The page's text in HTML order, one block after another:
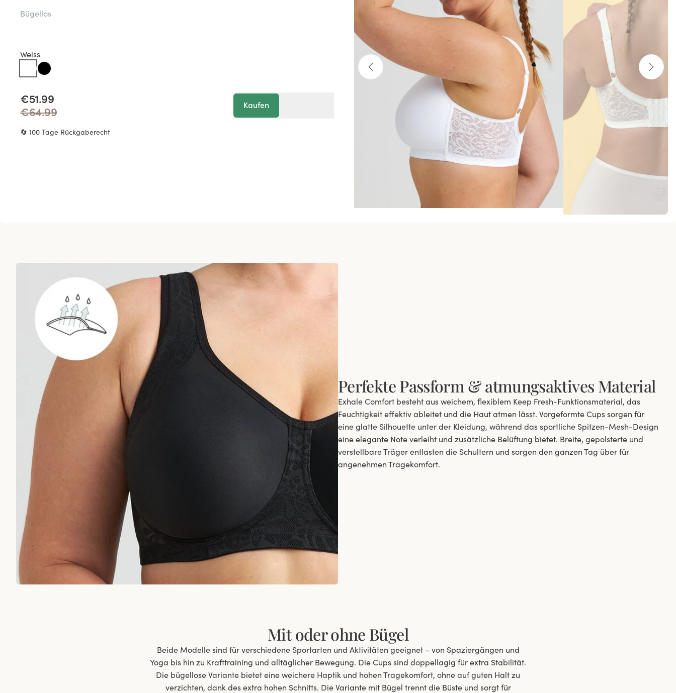
Bügellos
Weiss
€51.99
€64.99
Kaufen
🔄 100 Tage Rückgaberecht
Perfekte Passform & atmungsaktives Material
Exhale Comfort besteht aus weichem, flexiblem Keep Fresh-Funktionsmaterial, das
Feuchtigkeit effektiv ableitet und die Haut atmen lässt. Vorgeformte Cups sorgen für
eine glatte Silhouette unter der Kleidung, während das sportliche Spitzen-Mesh-Design
eine elegante Note verleiht und zusätzliche Belüftung bietet. Breite, gepolsterte und
verstellbare Träger entlasten die Schultern und sorgen den ganzen Tag über für
angenehmen Tragekomfort.
Mit oder ohne Bügel
Beide Modelle sind für verschiedene Sportarten und Aktivitäten geeignet – von Spaziergängen und
Yoga bis hin zu Krafttraining und alltäglicher Bewegung. Die Cups sind doppellagig für extra Stabilität.
Die bügellose Variante bietet eine weichere Haptik und hohen Tragekomfort, ohne auf guten Halt zu
verzichten, dank des extra hohen Schnitts. Die Variante mit Bügel trennt die Büste und sorgt für